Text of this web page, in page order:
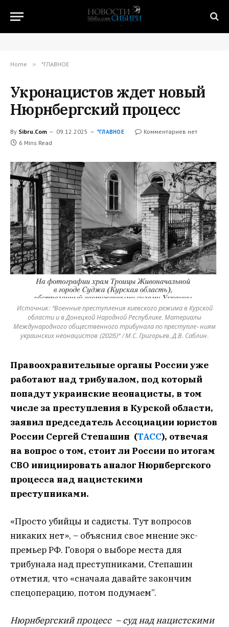
Home » *ГЛАВНОЕ
Укронацистов ждет новый
Нюрнбергский процесс
By Sibru.Com 09.12.2025 *ГЛАВНОЕ
Комментариев нет
6 Mins Read
Источник: "Военные преступления киевского режима в Курской
области и в Донецкой Народной Республике. Материалы
Международного общественного трибунала по преступле- ниям
украинских неонацистов (2025)" / М.С. Григорьев, Д.В. Саблин.
Правоохранительные органы России уже
работают над трибуналом, под который
попадут украинские неонацисты, в том
числе за преступления в Курской области,
заявил председатель Ассоциации юристов
России Сергей Степашин (ТАСС), отвечая
на вопрос о том, стоит ли России по итогам
СВО инициировать аналог Нюрнбергского
процесса над нацистскими
преступниками.
«Просто убийцы и садисты. Тут вопросов
никаких нет», – объяснил свое мнение экс-
премьер РФ. Говоря о выборе места для
трибунала над преступниками, Степашин
отметил, что «сначала давайте закончим
спецоперацию, потом подумаем”.
Нюрнбергский процесс – суд над нацистскими